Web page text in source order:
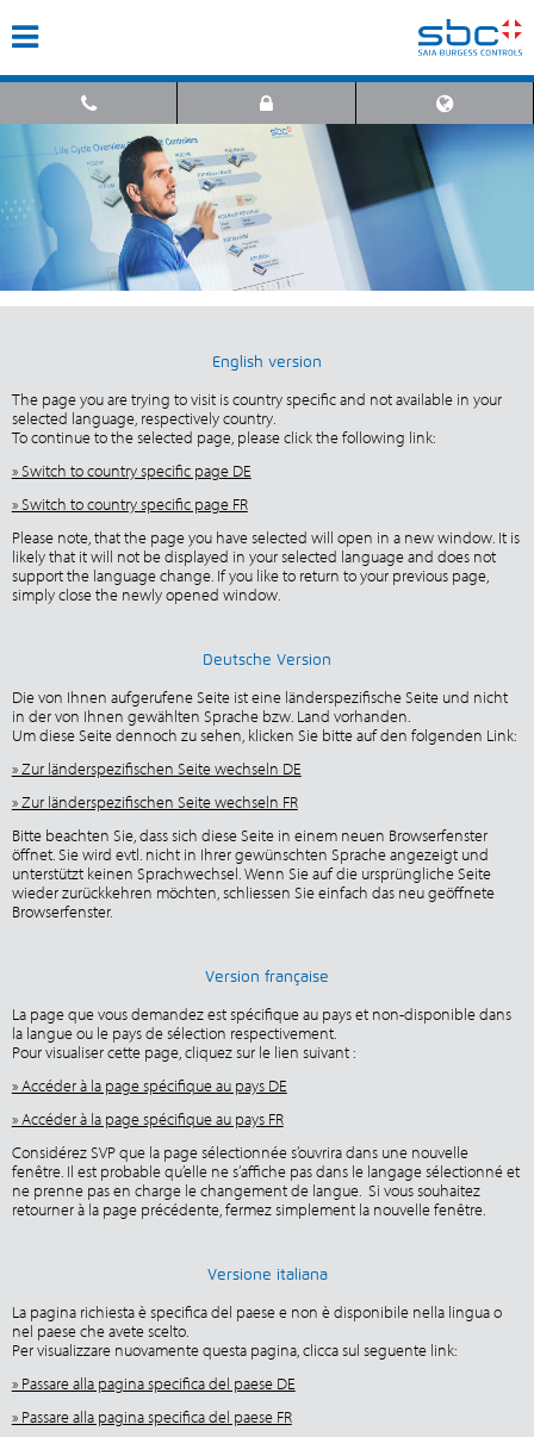
English version
The page you are trying to visit is country specific and not available in your
selected language, respectively country.
To continue to the selected page, please click the following link:
» Switch to country specific page DE
» Switch to country specific page FR
Please note, that the page you have selected will open in a new window. It is
likely that it will not be displayed in your selected language and does not
support the language change. If you like to return to your previous page,
simply close the newly opened window.
Deutsche Version
Die von Ihnen aufgerufene Seite ist eine länderspezifische Seite und nicht
in der von Ihnen gewählten Sprache bzw. Land vorhanden.
Um diese Seite dennoch zu sehen, klicken Sie bitte auf den folgenden Link:
» Zur länderspezifischen Seite wechseln DE
» Zur länderspezifischen Seite wechseln FR
Bitte beachten Sie, dass sich diese Seite in einem neuen Browserfenster
öffnet. Sie wird evtl. nicht in Ihrer gewünschten Sprache angezeigt und
unterstützt keinen Sprachwechsel. Wenn Sie auf die ursprüngliche Seite
wieder zurückkehren möchten, schliessen Sie einfach das neu geöffnete
Browserfenster.
Version française
La page que vous demandez est spécifique au pays et non-disponible dans
la langue ou le pays de sélection respectivement.
Pour visualiser cette page, cliquez sur le lien suivant :
» Accéder à la page spécifique au pays DE
» Accéder à la page spécifique au pays FR
Considérez SVP que la page sélectionnée s’ouvrira dans une nouvelle
fenêtre. Il est probable qu’elle ne s’affiche pas dans le langage sélectionné et
ne prenne pas en charge le changement de langue. Si vous souhaitez
retourner à la page précédente, fermez simplement la nouvelle fenêtre.
Versione italiana
La pagina richiesta è specifica del paese e non è disponibile nella lingua o
nel paese che avete scelto.
Per visualizzare nuovamente questa pagina, clicca sul seguente link:
» Passare alla pagina specifica del paese DE
» Passare alla pagina specifica del paese FR